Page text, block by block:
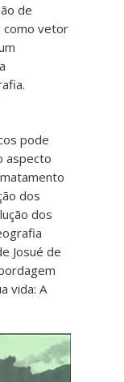
de
como vetor
pode
aspecto
dos
dos
Josué de
vida: A